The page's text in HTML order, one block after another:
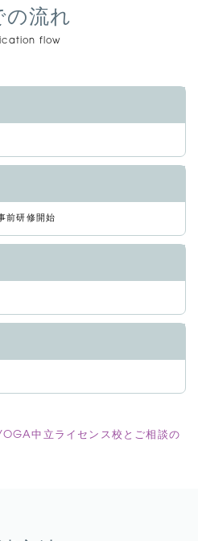
の流れ
flow
前研修開始
中立ライセンス校とご相談の